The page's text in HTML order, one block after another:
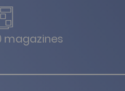
magazines